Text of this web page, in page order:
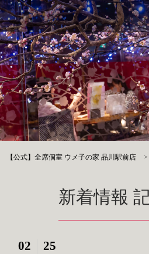
【公式】全席個室 ウメ子の家 品川駅前店
新着情報
02 25